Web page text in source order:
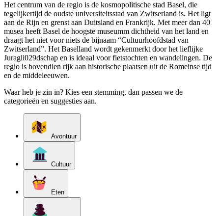
Het centrum van de regio is de kosmopolitische stad Basel, die
tegelijkertijd de oudste universiteitsstad van Zwitserland is. Het ligt
aan de Rijn en grenst aan Duitsland en Frankrijk. Met meer dan 40
musea heeft Basel de hoogste museumm dichtheid van het land en
draagt het niet voor niets de bijnaam “Cultuurhoofdstad van
Zwitserland”. Het Baselland wordt gekenmerkt door het lieflijke
Juragli029dschap en is ideaal voor fietstochten en wandelingen. De
regio is bovendien rijk aan historische plaatsen uit de Romeinse tijd
en de middeleeuwen.
Waar heb je zin in? Kies een stemming, dan passen we de
categorieën en suggesties aan.
Avontuur
Cultuur
Eten